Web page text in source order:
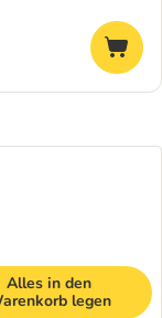
Alles in den
legen